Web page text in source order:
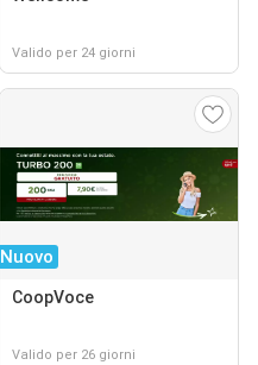
Valido per 24 giorni
Nuovo
CoopVoce
Valido per 26 giorni